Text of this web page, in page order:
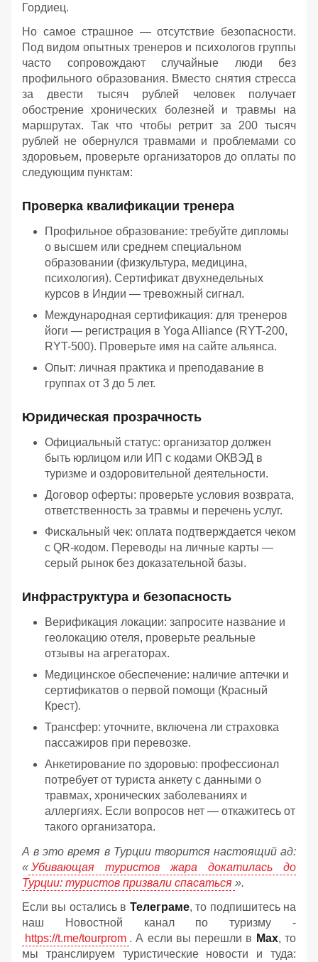
Гордиец.
Но самое страшное — отсутствие безопасности.
Под видом опытных тренеров и психологов группы
часто сопровождают случайные люди без
профильного образования. Вместо снятия стресса
за двести тысяч рублей человек получает
обострение хронических болезней и травмы на
маршрутах. Так что чтобы ретрит за 200 тысяч
рублей не обернулся травмами и проблемами со
здоровьем, проверьте организаторов до оплаты по
следующим пунктам:
Проверка квалификации тренера
Профильное образование: требуйте дипломы
о высшем или среднем специальном
образовании (физкультура, медицина,
психология). Сертификат двухнедельных
курсов в Индии — тревожный сигнал.
Международная сертификация: для тренеров
йоги — регистрация в Yoga Alliance (RYT-200,
RYT-500). Проверьте имя на сайте альянса.
Опыт: личная практика и преподавание в
группах от 3 до 5 лет.
Юридическая прозрачность
Официальный статус: организатор должен
быть юрлицом или ИП с кодами ОКВЭД в
туризме и оздоровительной деятельности.
Договор оферты: проверьте условия возврата,
ответственность за травмы и перечень услуг.
Фискальный чек: оплата подтверждается чеком
с QR-кодом. Переводы на личные карты —
серый рынок без доказательной базы.
Инфраструктура и безопасность
Верификация локации: запросите название и
геолокацию отеля, проверьте реальные
отзывы на агрегаторах.
Медицинское обеспечение: наличие аптечки и
сертификатов о первой помощи (Красный
Крест).
Трансфер: уточните, включена ли страховка
пассажиров при перевозке.
Анкетирование по здоровью: профессионал
потребует от туриста анкету с данными о
травмах, хронических заболеваниях и
аллергиях. Если вопросов нет — откажитесь от
такого организатора.
А в это время в Турции творится настоящий ад:
« Убивающая туристов жара докатилась до
Турции: туристов призвали спасаться ».
Если вы остались в Телеграме, то подпишитесь на
наш Новостной канал по туризму -
https://t.me/tourprom . А если вы перешли в Мах, то
мы транслируем туристические новости и туда: